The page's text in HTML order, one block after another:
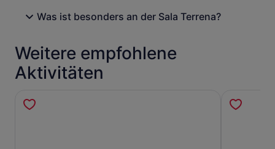
Was ist besonders an der Sala Terrena?
Weitere empfohlene
Aktivitäten